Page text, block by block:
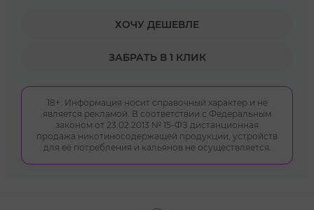
ХОЧУ ДЕШЕВЛЕ
ЗАБРАТЬ В 1 КЛИК
18+. Информация носит справочный характер и не
является рекламой. В соответствии с Федеральным
законом от 23.02.2013 № 15-ФЗ дистанционная
продажа никотиносодержащей продукции, устройств
для её потребления и кальянов не осуществляется.